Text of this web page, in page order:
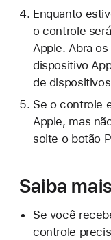
Enquanto
o controle
Apple. Abra
dispositivo
de
Se o controle
Apple, mas
solte o botão
Saiba mais
Se você
controle